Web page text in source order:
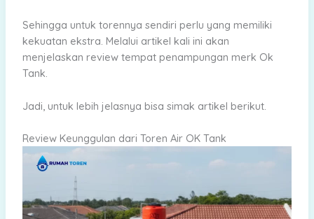
Sehingga untuk torennya sendiri perlu yang memiliki
kekuatan ekstra. Melalui artikel kali ini akan
menjelaskan review tempat penampungan merk Ok
Tank.
Jadi, untuk lebih jelasnya bisa simak artikel berikut.
Review Keunggulan dari Toren Air OK Tank